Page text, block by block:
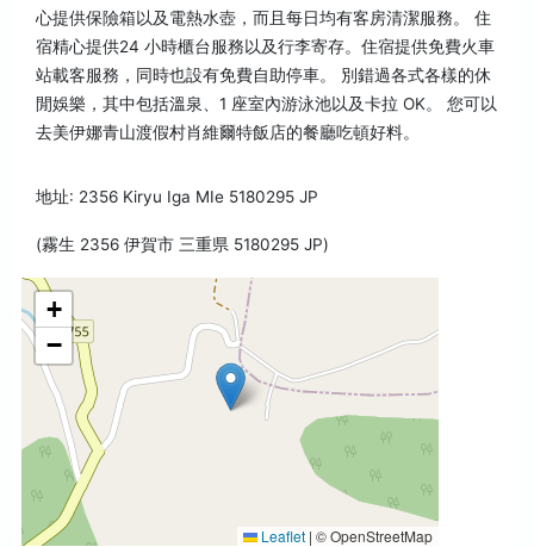
心提供保險箱以及電熱水壺，而且每日均有客房清潔服務。 住
宿精心提供24 小時櫃台服務以及行李寄存。住宿提供免費火車
站載客服務，同時也設有免費自助停車。 別錯過各式各樣的休
閒娛樂，其中包括溫泉、1 座室內游泳池以及卡拉 OK。 您可以
去美伊娜青山渡假村肖維爾特飯店的餐廳吃頓好料。
地址: 2356 Kiryu Iga MIe 5180295 JP
(霧生 2356 伊賀市 三重県 5180295 JP)
+
−
Leaflet | © OpenStreetMap